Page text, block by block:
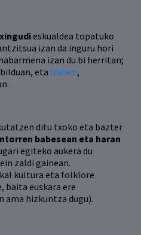
eskualdea topatuko
izan da inguru hori
izan du bi herritan;
eta Irunen,
ditu txoko eta bazter
babesean eta haran
egiteko aukera du
zaldi gainean.
kultura eta folklore
baita euskara ere
hizkuntza dugu).